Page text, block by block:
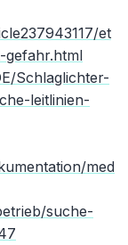
et
gefahr.html
Schlaglichter-
leitlinien-
med
suche-